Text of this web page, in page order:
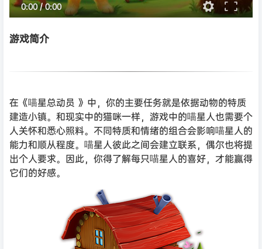
0:00/0:00
游戏简介
在《喵星总动员 》中，你的主要任务就是依据动物的特质
建造小镇。和现实中的猫咪一样，游戏中的喵星人也需要个
人关怀和悉心照料。不同特质和情绪的组合会影响喵星人的
能力和顺从程度。喵星人彼此之间会建立联系，偶尔也将提
出个人要求。因此，你得了解每只喵星人的喜好，才能赢得
它们的好感。